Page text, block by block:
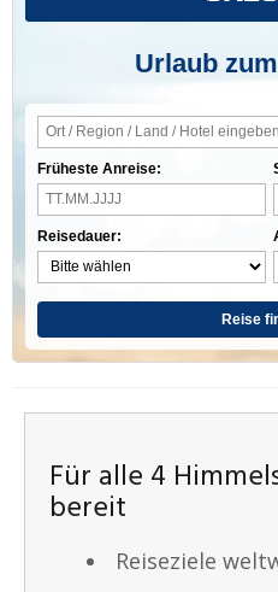
Urlaub
Früheste Anreise:
Reisedauer:
Reise
Für alle 4
bereit
Reiseziele